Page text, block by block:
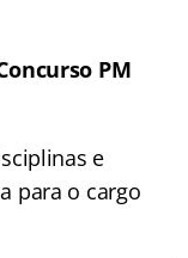
PM
e
para o cargo